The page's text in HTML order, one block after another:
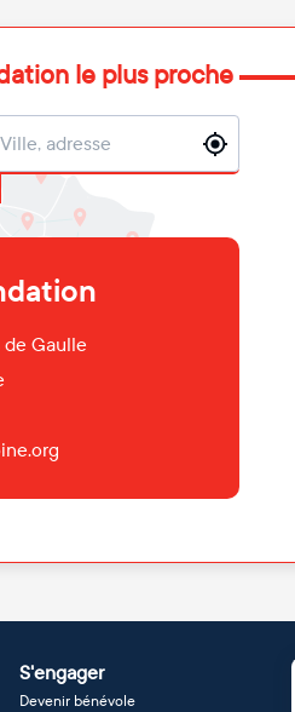
le plus proche
de Gaulle
S'engager
Devenir bénévole